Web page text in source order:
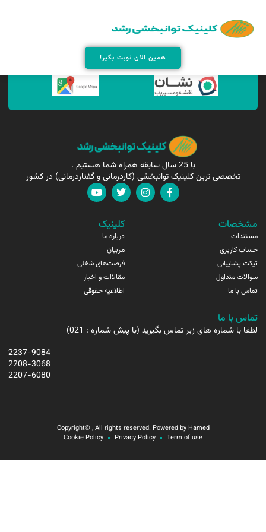
همین الان نوبت بگیر!
همین الان مارا پیدا کنید !
با 25 سال سابقه همراه شما هستیم .
تخصصی ترین کلینیک توانبخشی (کاردرمانی و گفتاردرمانی) در کشور
مشخصات
مستندات
حساب کاربری
تیکت پشتیبانی
سوالات متداول
تماس با ما
کلینیک
درباره ما
مربیان
فرصت‌های شغلی
مقالاات و اخبار
اطلاعیه حقوقی
تماس با ما
لطفا با شماره های زیر تماس بگیرید (با پیش شماره : 021)
2237-9084
2208-3068
2207-6080
Copyright© , All rights reserved. Powered by Hamed
Term of use
Privacy Policy
Cookie Policy